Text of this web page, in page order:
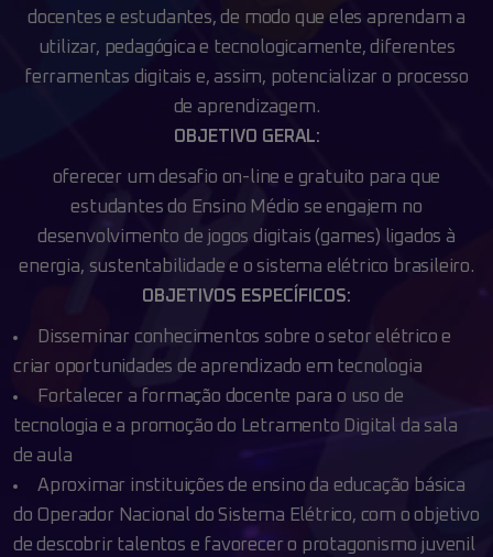
docentes e estudantes, de modo que eles aprendam a
utilizar, pedagógica e tecnologicamente, diferentes
ferramentas digitais e, assim, potencializar o processo
de aprendizagem.
OBJETIVO GERAL:
oferecer um desafio on-line e gratuito para que
estudantes do Ensino Médio se engajem no
desenvolvimento de jogos digitais (games) ligados à
energia, sustentabilidade e o sistema elétrico brasileiro.
OBJETIVOS ESPECÍFICOS:
Disseminar conhecimentos sobre o setor elétrico e
criar oportunidades de aprendizado em tecnologia
Fortalecer a formação docente para o uso de
tecnologia e a promoção do Letramento Digital da sala
de aula
Aproximar instituições de ensino da educação básica
do Operador Nacional do Sistema Elétrico, com o objetivo
de descobrir talentos e favorecer o protagonismo juvenil